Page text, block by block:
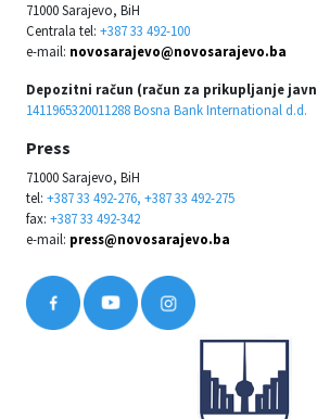
71000 Sarajevo, BiH
Centrala tel: +387 33 492-100
e-mail: novosarajevo@novosarajevo.ba
Depozitni račun (račun za prikupljanje
1411965320011288 Bosna Bank International d.d.
Press
71000 Sarajevo, BiH
tel: +387 33 492-276, +387 33 492-275
fax: +387 33 492-342
e-mail: press@novosarajevo.ba